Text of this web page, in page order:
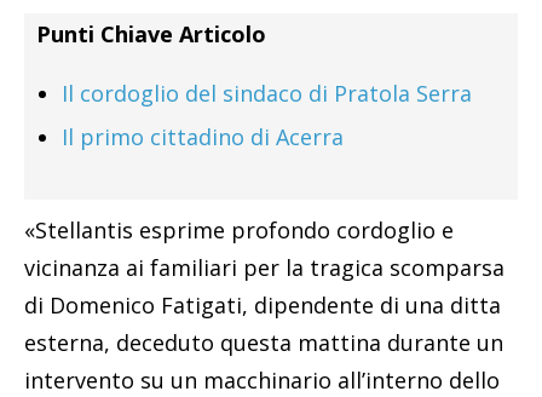
Punti Chiave Articolo
Il cordoglio del sindaco di Pratola Serra
Il primo cittadino di Acerra
«Stellantis esprime profondo cordoglio e
vicinanza ai familiari per la tragica scomparsa
di Domenico Fatigati, dipendente di una ditta
esterna, deceduto questa mattina durante un
intervento su un macchinario all’interno dello